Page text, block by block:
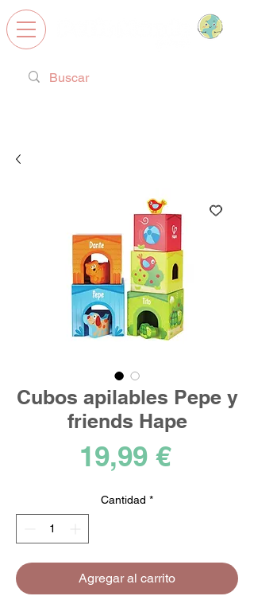
Cubos apilables Pepe y
friends Hape
19,99 €Precio
Cantidad *
Agregar al carrito